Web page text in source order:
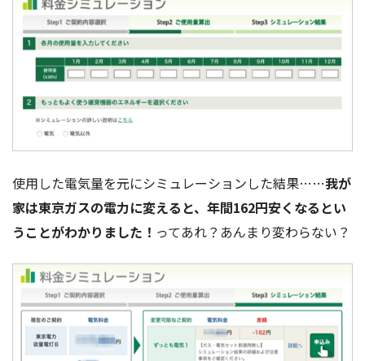
使用した電気量を元にシミュレーションした結果……我が
家は東京ガスの電力に変えると、年間162円安くなるとい
うことがわかりました！ ってあれ？あんまり変わらない？